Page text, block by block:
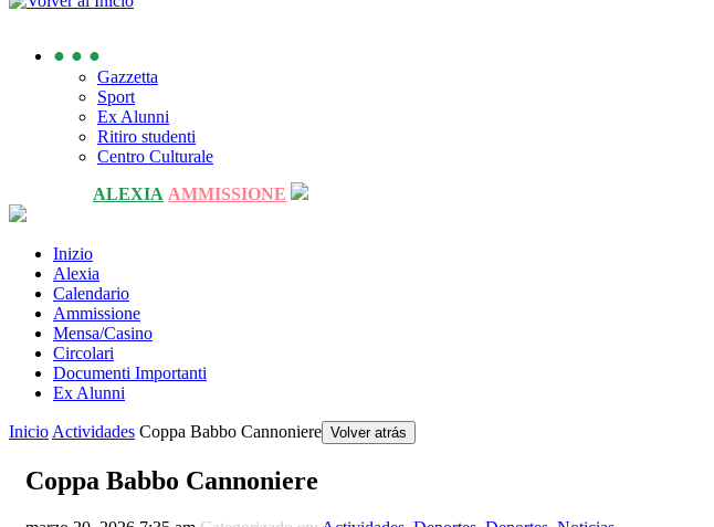
● ● ●
Gazzetta
Sport
Ex Alunni
Ritiro studenti
Centro Culturale
ALEXIA AMMISSIONE
Inizio
Alexia
Calendario
Ammissione
Mensa/Casino
Circolari
Documenti Importanti
Ex Alunni
Inicio Actividades Coppa Babbo Cannoniere Volver atrás
Coppa Babbo Cannoniere